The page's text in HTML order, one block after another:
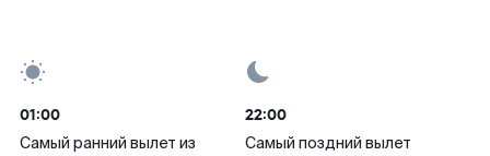
01:00
Самый ранний вылет из
22:00
Самый поздний вылет